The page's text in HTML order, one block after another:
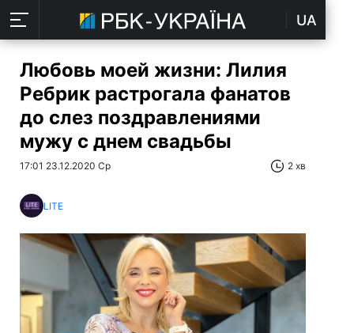
UA
Любовь моей жизни: Лилия
Ребрик растрогала фанатов
до слез поздравлениями
мужу с днем свадьбы
17:01 23.12.2020 Ср 2 хв
LITE